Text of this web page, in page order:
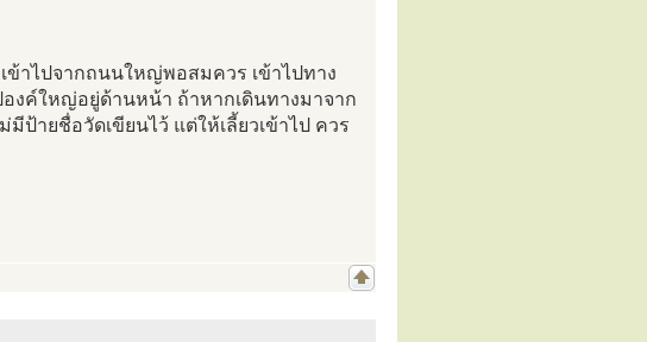
ข้าไปจากถนนใหญ่พอสมควร เข้าไปทาง
งค์ใหญ่อยู่ด้านหน้า ถ้าหากเดินทางมาจาก
ป้ายชื่อวัดเขียนไว้ แต่ให้เลี้ยวเข้าไป ควร